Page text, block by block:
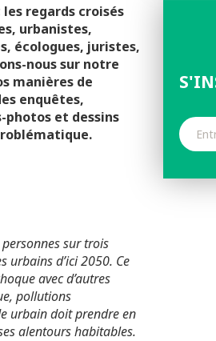
les regards croisés
urbanistes,
écologues, juristes,
nous sur notre
manières de
enquêtes,
et dessins
sur trois
urbains d’ici 2050. Ce
avec d’autres
pollutions
urbain doit prendre en
alentours habitables.